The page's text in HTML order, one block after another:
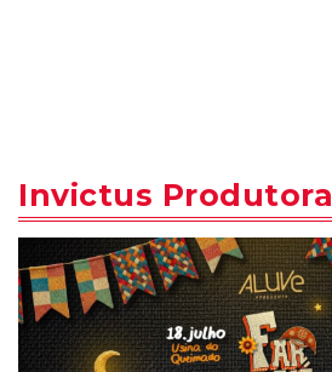
Invictus Produtora